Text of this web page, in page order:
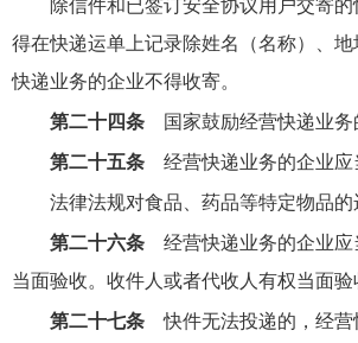
除信件和已签订安全协议用户交寄
得在快递运单上记录除姓名（名称）、
快递业务的企业不得收寄。
第二十四条国家鼓励经营快递业务
第二十五条经营快递业务的企业应
法律法规对食品、药品等特定物品
第二十六条经营快递业务的企业应
当面验收。收件人或者代收人有权当面验
第二十七条快件无法投递的，经营